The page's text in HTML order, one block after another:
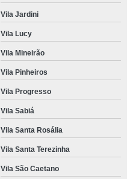
Vila Jardini
Vila Lucy
Vila Mineirão
Vila Pinheiros
Vila Progresso
Vila Sabiá
Vila Santa Rosália
Vila Santa Terezinha
Vila São Caetano